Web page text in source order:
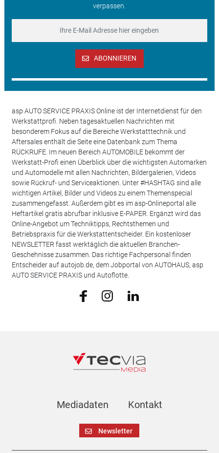
verpassen.
ABONNIEREN
asp AUTO SERVICE PRAXIS Online ist der Internetdienst für den
Werkstattprofi. Neben tagesaktuellen Nachrichten mit
besonderem Fokus auf die Bereiche Werkstatttechnik und
Aftersales enthält die Seite eine Datenbank zum Thema
RÜCKRUFE. Im neuen Bereich AUTOMOBILE bekommt der
Werkstatt-Profi einen Überblick über die wichtigsten Automarken
und Automodelle mit allen Nachrichten, Bildergalerien, Videos
sowie Rückruf- und Serviceaktionen. Unter #HASHTAG sind alle
wichtigen Artikel, Bilder und Videos zu einem Themenspecial
zusammengefasst. Außerdem gibt es im asp-Onlineportal alle
Heftartikel gratis abrufbar inklusive E-PAPER. Ergänzt wird das
Online-Angebot um Techniktipps, Rechtsthemen und
Betriebspraxis für die Werkstattentscheider. Ein kostenloser
NEWSLETTER fasst werktäglich die aktuellen Branchen-
Geschehnisse zusammen. Das richtige Fachpersonal finden
Entscheider auf autojob.de, dem Jobportal von AUTOHAUS, asp
AUTO SERVICE PRAXIS und Autoflotte.
Mediadaten Kontakt
Newsletter